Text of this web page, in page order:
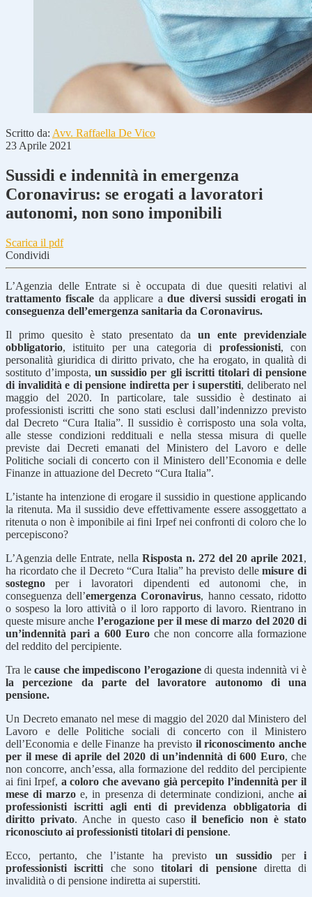
Scritto da: Avv. Raffaella De Vico
23 Aprile 2021
Sussidi e indennità in emergenza
Coronavirus: se erogati a lavoratori
autonomi, non sono imponibili
Scarica il pdf
Condividi
L’Agenzia delle Entrate si è occupata di due quesiti relativi al
trattamento fiscale da applicare adue diversi sussidi erogati in
conseguenza dell’emergenza sanitaria da Coronavirus.
Il primo quesito è stato presentato da un ente previdenziale
obbligatorio, istituito per una categoria di professionisti, con
personalità giuridica di diritto privato, che ha erogato, in qualità di
sostituto d’imposta,un sussidio per gli iscritti titolari di pensione
di invalidità e di pensione indiretta per i superstiti, deliberato nel
maggio del 2020. In particolare, tale sussidio è destinato ai
professionisti iscritti che sono stati esclusi dall’indennizzo previsto
dal Decreto “Cura Italia”. Il sussidio è corrisposto una sola volta,
alle stesse condizioni reddituali e nella stessa misura di quelle
previste dai Decreti emanati del Ministero del Lavoro e delle
Politiche sociali di concerto con il Ministero dell’Economia e delle
Finanze in attuazione del Decreto “Cura Italia”.
L’istante ha intenzione di erogare il sussidio in questione applicando
la ritenuta. Ma il sussidio deve effettivamente essere assoggettato a
ritenuta o non è imponibile ai fini Irpef nei confronti di coloro che lo
percepiscono?
L’Agenzia delle Entrate, nella Risposta n. 272 del 20 aprile 2021,
ha ricordato che il Decreto “Cura Italia” ha previsto dellemisure di
sostegno per i lavoratori dipendenti ed autonomi che, in
conseguenza dell’emergenza Coronavirus, hanno cessato, ridotto
o sospeso la loro attività o il loro rapporto di lavoro. Rientrano in
queste misure anche l’erogazione per il mese di marzo del 2020 di
un’indennità pari a 600 Euroche non concorre alla formazione
del reddito del percipiente.
Tra le cause che impediscono l’erogazionedi questa indennità vi è
la percezione da parte del lavoratore autonomo di una
pensione.
Un Decreto emanato nel mese di maggio del 2020 dal Ministero del
Lavoro e delle Politiche sociali di concerto con il Ministero
dell’Economia e delle Finanze ha previsto il riconoscimento anche
per il mese di aprile del 2020 di un’indennità di 600 Euro, che
non concorre, anch’essa, alla formazione del reddito del percipiente
ai fini Irpef, a coloro che avevano già percepito l’indennità per il
mese di marzo e, in presenza di determinate condizioni, ancheai
professionisti iscritti agli enti di previdenza obbligatoria di
diritto privato. Anche in questo casoil beneficio non è stato
riconosciuto ai professionisti titolari di pensione.
Ecco, pertanto, che l’istante ha previsto un sussidio peri
professionisti iscritti che sono titolari di pensionediretta di
invalidità o di pensione indiretta ai superstiti.